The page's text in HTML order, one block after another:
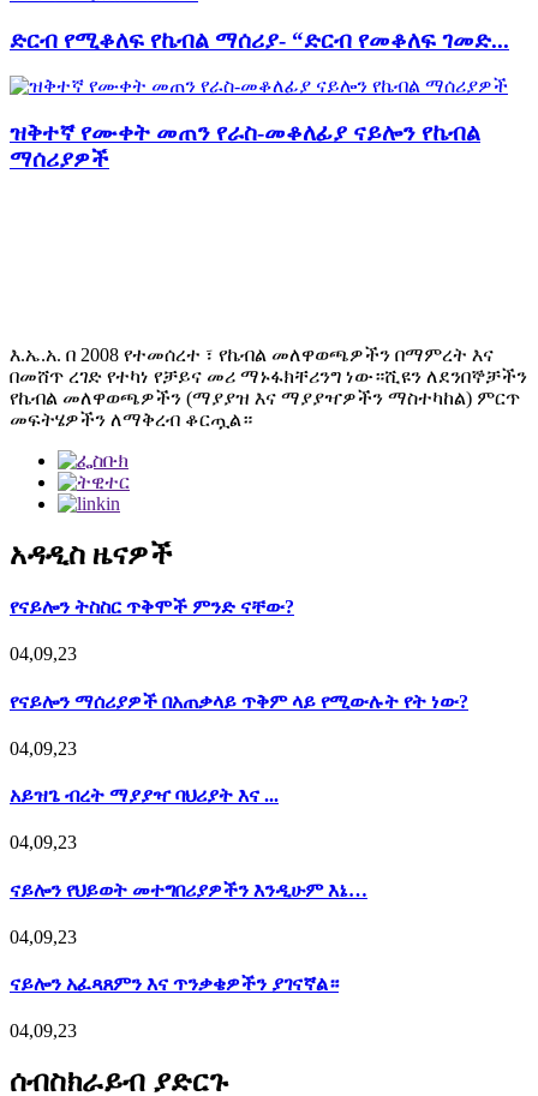
ድርብ የሚቆለፍ የኬብል ማሰሪያ- “ድርብ የመቆለፍ ገመድ...
ዝቅተኛ የሙቀት መጠን የራስ-መቆለፊያ ናይሎን የኬብል
ማሰሪያዎች
እ.ኤ.አ. በ 2008 የተመሰረተ ፣ የኬብል መለዋወጫዎችን በማምረት እና
በመሸጥ ረገድ የተካነ የቻይና መሪ ማኑፋክቸሪንግ ነው።ሺዩን ለደንበኞቻችን
የኬብል መለዋወጫዎችን (ማያያዝ እና ማያያዣዎችን ማስተካከል) ምርጥ
መፍትሄዎችን ለማቅረብ ቆርጧል።
አዳዲስ ዜናዎች
የናይሎን ትስስር ጥቅሞች ምንድ ናቸው?
04,09,23
የናይሎን ማሰሪያዎች በአጠቃላይ ጥቅም ላይ የሚውሉት የት ነው?
04,09,23
አይዝጌ ብረት ማያያዣ ባህሪያት እና ...
04,09,23
ናይሎን የህይወት መተግበሪያዎችን እንዲሁም እኔ…
04,09,23
ናይሎን አፈጻጸምን እና ጥንቃቄዎችን ያገናኛል።
04,09,23
ሰብስክራይብ ያድርጉ